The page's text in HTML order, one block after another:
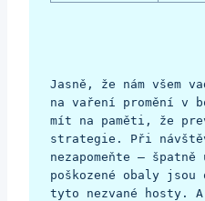
Jasně, že nám všem
na vaření promění v
mít na paměti, že
strategie. Při
nezapomeňte – špatně
poškozené obaly jsou
tyto nezvané hosty.